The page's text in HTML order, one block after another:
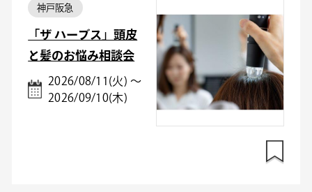
神戸阪急
「ザ ハーブス」頭皮
と髪のお悩み相談会
2026/08/11(火) ～
2026/09/10(木)